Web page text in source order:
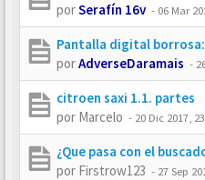
porSerafín 16v - 06 Mar
Pantalla digital
porAdverseDaramais -
citroen saxi 1.1. partes
por Marcelo - 20 Dic 2017,
¿Que pasa con el
por Firstrow123 - 27 Sep